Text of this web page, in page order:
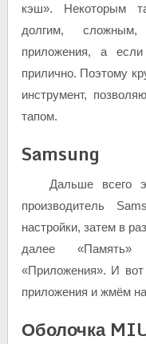
кэш». Некоторым
долгим,
приложения, а
прилично. Поэтому
инструмент,
тапом.
Samsung
Дальше всего
производитель
настройки, затем в
далее
«Приложения». И
приложения и жмём
Оболочка